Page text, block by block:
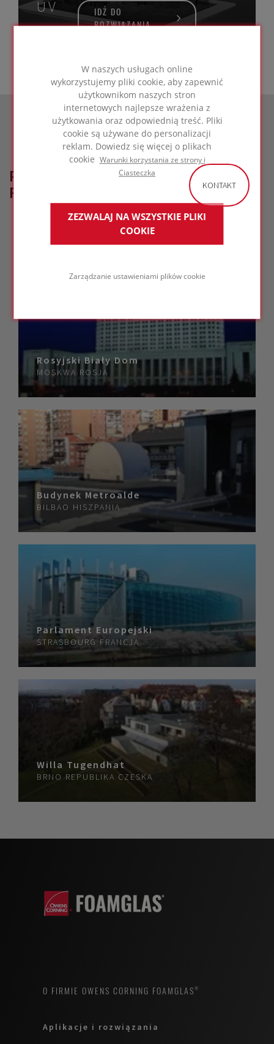
W naszych usługach online
wykorzystujemy pliki cookie, aby zapewnić
użytkownikom naszych stron
internetowych najlepsze wrażenia z
użytkowania oraz odpowiednią treść. Pliki
cookie są używane do personalizacji
reklam. Dowiedz się więcej o plikach
cookie Warunki korzystania ze strony i
Ciasteczka
ZEZWALAJ NA WSZYSTKIE PLIKI
COOKIE
Zarządzanie ustawieniami plików cookie
UV
IDŹ DO
ROZWIĄZANIA
POWIĄZANE PROJEKTY
REFERENCYJNE
Rosyjski Biały Dom
MOSKWA ROSJA
Budynek Metroalde
BILBAO HISZPANIA
Parlament Europejski
STRASBOURG FRANCJA
Willa Tugendhat
BRNO REPUBLIKA CZESKA
KONTAKT
O FIRMIE OWENS CORNING FOAMGLAS®
Aplikacje i rozwiązania